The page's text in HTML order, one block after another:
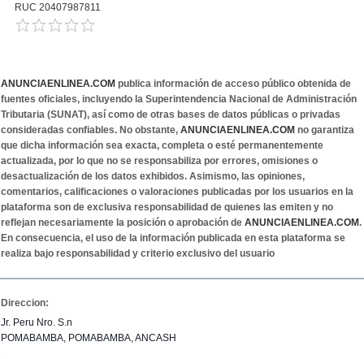
RUC 20407987811
ANUNCIAENLINEA.COM publica información de acceso público obtenida de
fuentes oficiales, incluyendo la Superintendencia Nacional de Administración
Tributaria (SUNAT), así como de otras bases de datos públicas o privadas
consideradas confiables. No obstante, ANUNCIAENLINEA.COM no garantiza
que dicha información sea exacta, completa o esté permanentemente
actualizada, por lo que no se responsabiliza por errores, omisiones o
desactualización de los datos exhibidos. Asimismo, las opiniones,
comentarios, calificaciones o valoraciones publicadas por los usuarios en la
plataforma son de exclusiva responsabilidad de quienes las emiten y no
reflejan necesariamente la posición o aprobación de ANUNCIAENLINEA.COM.
En consecuencia, el uso de la información publicada en esta plataforma se
realiza bajo responsabilidad y criterio exclusivo del usuario
Direccion:
Jr. Peru Nro. S.n
POMABAMBA, POMABAMBA, ANCASH